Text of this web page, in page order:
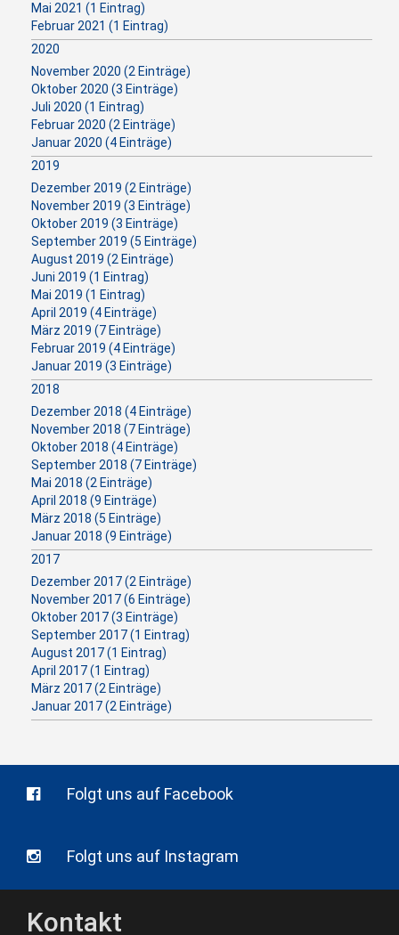
Mai 2021 (1 Eintrag)
Februar 2021 (1 Eintrag)
2020
November 2020 (2 Einträge)
Oktober 2020 (3 Einträge)
Juli 2020 (1 Eintrag)
Februar 2020 (2 Einträge)
Januar 2020 (4 Einträge)
2019
Dezember 2019 (2 Einträge)
November 2019 (3 Einträge)
Oktober 2019 (3 Einträge)
September 2019 (5 Einträge)
August 2019 (2 Einträge)
Juni 2019 (1 Eintrag)
Mai 2019 (1 Eintrag)
April 2019 (4 Einträge)
März 2019 (7 Einträge)
Februar 2019 (4 Einträge)
Januar 2019 (3 Einträge)
2018
Dezember 2018 (4 Einträge)
November 2018 (7 Einträge)
Oktober 2018 (4 Einträge)
September 2018 (7 Einträge)
Mai 2018 (2 Einträge)
April 2018 (9 Einträge)
März 2018 (5 Einträge)
Januar 2018 (9 Einträge)
2017
Dezember 2017 (2 Einträge)
November 2017 (6 Einträge)
Oktober 2017 (3 Einträge)
September 2017 (1 Eintrag)
August 2017 (1 Eintrag)
April 2017 (1 Eintrag)
März 2017 (2 Einträge)
Januar 2017 (2 Einträge)
Folgt uns auf Facebook
Folgt uns auf Instagram
Kontakt